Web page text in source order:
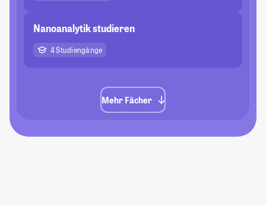
Nanoanalytik studieren
4 Studiengänge
Mehr Fächer